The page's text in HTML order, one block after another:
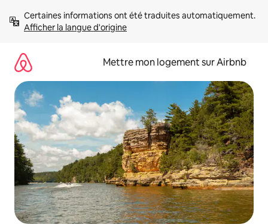
directement
Afficher la langue d'origine
Mettre mon logement sur Airbnb